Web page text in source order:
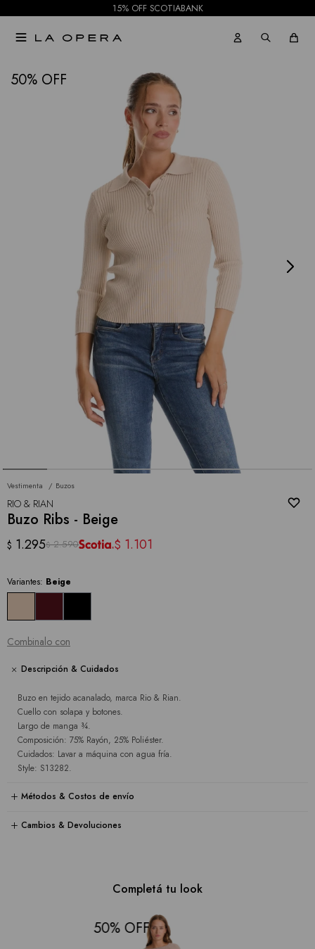
15% OFF SCOTIABANK

50
Vestimenta Buzos
RIO & RIAN
Buzo Ribs - Beige
$ 1.295$ 2.590 $ 1.101
Variantes: Beige
Combinalo con
Descripción & Cuidados
Buzo en tejido acanalado, marca Rio & Rian.
Cuello con solapa y botones.
Largo de manga ¾.
Composición: 75% Rayón, 25% Poliéster.
Cuidados: Lavar a máquina con agua fría.
Style: S13282.
Métodos & Costos de envío
Cambios & Devoluciones
Completá tu look
50
NOTIFICARME